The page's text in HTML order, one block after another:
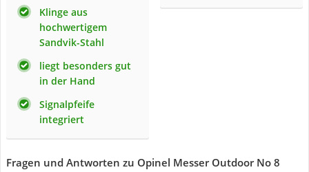
Klinge aus
hochwertigem
Sandvik-Stahl
liegt besonders gut
in der Hand
Signalpfeife
integriert
Fragen und Antworten zu Opinel Messer Outdoor No 8